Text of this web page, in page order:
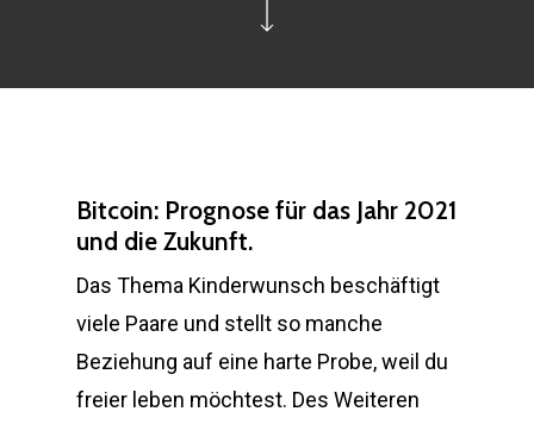
Bitcoin: Prognose für das Jahr 2021
und die Zukunft.
Das Thema Kinderwunsch beschäftigt
viele Paare und stellt so manche
Beziehung auf eine harte Probe, weil du
freier leben möchtest. Des Weiteren